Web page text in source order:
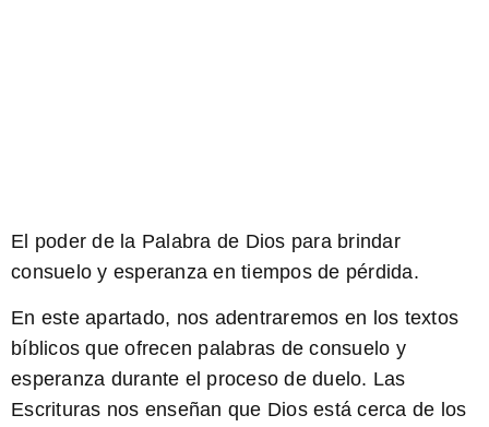
El poder de la Palabra de Dios para brindar
consuelo y esperanza en tiempos de pérdida.
En este apartado, nos adentraremos en los textos
bíblicos que ofrecen palabras de consuelo y
esperanza durante el proceso de duelo. Las
Escrituras nos enseñan que Dios está cerca de los